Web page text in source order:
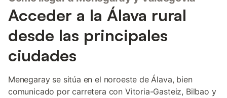
Acceder a la Álava rural
desde las principales
ciudades
Menegaray se sitúa en el noroeste de Álava, bien
comunicado por carretera con Vitoria-Gasteiz, Bilbao y